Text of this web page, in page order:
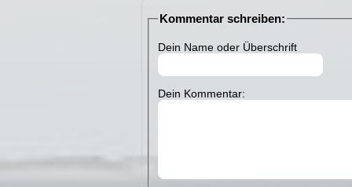
Kommentar schreiben:
Dein Name oder Überschrift
Dein Kommentar: